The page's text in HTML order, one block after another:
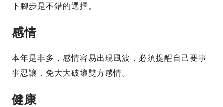
下腳步是不錯的選擇。
感情
本年是非多，感情容易出現風波，必須提醒自己要事
事忍讓，免大大破壞雙方感情。
健康